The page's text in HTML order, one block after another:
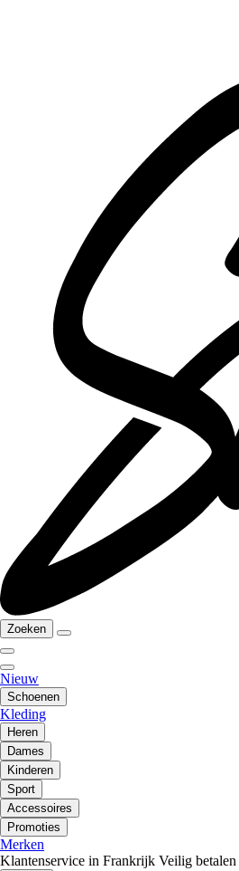
Zoeken
Nieuw
Schoenen
Kleding
Heren
Dames
Kinderen
Sport
Accessoires
Promoties
Merken
Klantenservice in Frankrijk Veilig betalen